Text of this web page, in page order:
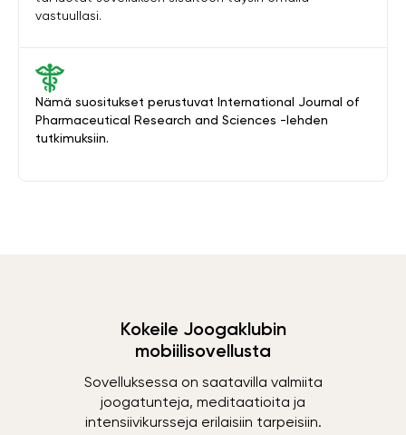
Nämä suositukset perustuvat International Journal of
Pharmaceutical Research and Sciences -lehden
tutkimuksiin.
vastuullasi.
Kokeile Joogaklubin
mobiilisovellusta
Sovelluksessa on saatavilla valmiita
joogatunteja, meditaatioita ja
intensiivikursseja erilaisiin tarpeisiin.